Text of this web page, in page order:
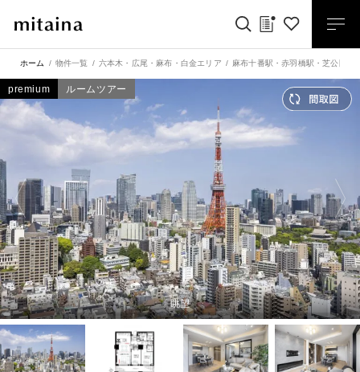
ホーム 物件一覧 六本木・広尾・麻布・白金エリア 麻布十番駅 ・赤羽橋駅 ・芝公園駅
眺望
premium ルームツアー